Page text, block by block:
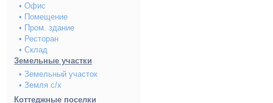
• Офис
• Помещение
• Пром. здание
• Ресторан
• Склад
Земельные участки
• Земельный участок
• Земля с/х
Коттеджные поселки